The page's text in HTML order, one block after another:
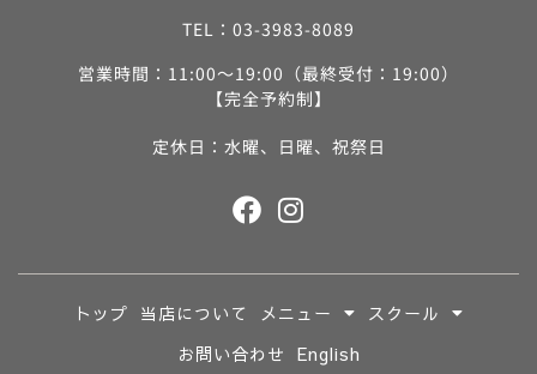
TEL：03-3983-8089
営業時間：11:00〜19:00（最終受付：19:00）
【完全予約制】
定休日：水曜、日曜、祝祭日
トップ 当店について メニュー
スクール
お問い合わせ English